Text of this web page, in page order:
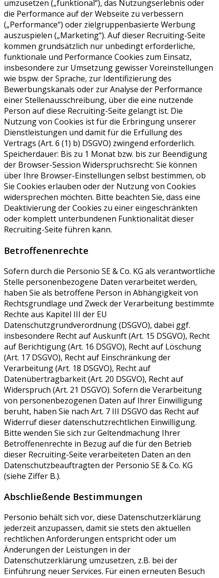
umzusetzen („funktional“), das Nutzungserlebnis oder
die Performance auf der Webseite zu verbessern
(„Performance“) oder zielgruppenbasierte Werbung
auszuspielen („Marketing“). Auf dieser Recruiting-Seite
kommen grundsätzlich nur unbedingt erforderliche,
funktionale und Performance Cookies zum Einsatz,
insbesondere zur Umsetzung gewisser Voreinstellungen
wie bspw. der Sprache, zur Identifizierung des
Bewerbungskanals oder zur Analyse der Performance
einer Stellenausschreibung, über die eine nutzende
Person auf diese Recruiting-Seite gelangt ist. Die
Nutzung von Cookies ist für die Erbringung unserer
Dienstleistungen und damit für die Erfüllung des
Vertrags (Art. 6 (1) b) DSGVO) zwingend erforderlich.
Speicherdauer: Bis zu 1 Monat bzw. bis zur Beendigung
der Browser-Session Widerspruchsrecht: Sie können
über Ihre Browser-Einstellungen selbst bestimmen, ob
Sie Cookies erlauben oder der Nutzung von Cookies
widersprechen möchten. Bitte beachten Sie, dass eine
Deaktivierung der Cookies zu einer eingeschränkten
oder komplett unterbundenen Funktionalität dieser
Recruiting-Seite führen kann.
Betroffenenrechte
Sofern durch die Personio SE & Co. KG als verantwortliche
Stelle personenbezogene Daten verarbeitet werden,
haben Sie als betroffene Person in Abhängigkeit von
Rechtsgrundlage und Zweck der Verarbeitung bestimmte
Rechte aus Kapitel III der EU
Datenschutzgrundverordnung (DSGVO), dabei ggf.
insbesondere Recht auf Auskunft (Art. 15 DSGVO), Recht
auf Berichtigung (Art. 16 DSGVO), Recht auf Löschung
(Art. 17 DSGVO), Recht auf Einschränkung der
Verarbeitung (Art. 18 DSGVO), Recht auf
Datenübertragbarkeit (Art. 20 DSGVO), Recht auf
Widerspruch (Art. 21 DSGVO). Sofern die Verarbeitung
von personenbezogenen Daten auf Ihrer Einwilligung
beruht, haben Sie nach Art. 7 III DSGVO das Recht auf
Widerruf dieser datenschutzrechtlichen Einwilligung.
Bitte wenden Sie sich zur Geltendmachung Ihrer
Betroffenenrechte in Bezug auf die für den Betrieb
dieser Recruiting-Seite verarbeiteten Daten an den
Datenschutzbeauftragten der Personio SE & Co. KG
(siehe Ziffer B.).
Abschließende Bestimmungen
Personio behält sich vor, diese Datenschutzerklärung
jederzeit anzupassen, damit sie stets den aktuellen
rechtlichen Anforderungen entspricht oder um
Änderungen der Leistungen in der
Datenschutzerklärung umzusetzen, z.B. bei der
Einführung neuer Services. Für einen erneuten Besuch